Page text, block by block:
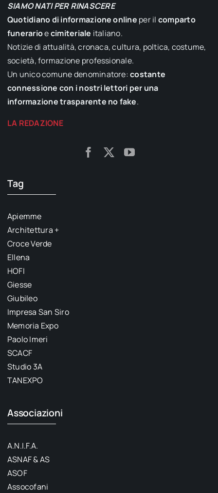
SIAMO NATI PER RINASCERE
Quotidiano di informazione online per il comparto
funerarioecimiteriale italiano.
Notizie di attualità, cronaca, cultura, poltica, costume,
società, formazione professionale.
Un unico comune denominatore:costante
connessione con i nostri lettori per una
informazione trasparente no fake.
LA REDAZIONE
Tag
Apiemme
Architettura +
Croce Verde
Ellena
HOFI
Giesse
Giubileo
Impresa San Siro
Memoria Expo
Paolo Imeri
SCACF
Studio 3A
TANEXPO
Associazioni
A.N.I.F.A.
ASNAF & AS
ASOF
Assocofani